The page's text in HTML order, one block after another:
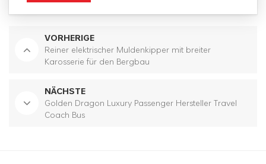
VORHERIGE
Reiner elektrischer Muldenkipper mit breiter
Karosserie für den Bergbau
NÄCHSTE
Golden Dragon Luxury Passenger Hersteller Travel
Coach Bus